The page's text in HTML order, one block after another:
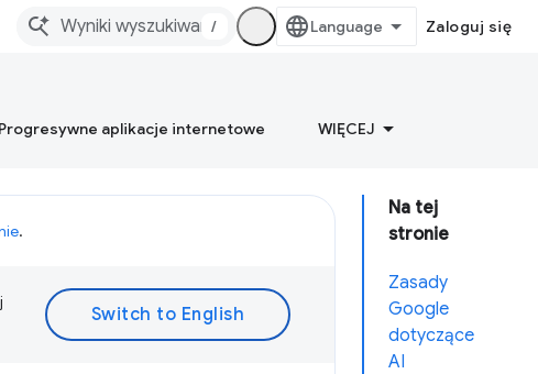
/ Zaloguj się
Progresywne aplikacje internetowe WIĘCEJ
Na tej
stronie
Zasady
Google
dotyczące
AI
.